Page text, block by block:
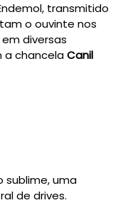
transmitido
o ouvinte nos
diversas
a chancelaCanil
sublime, uma
de drives.